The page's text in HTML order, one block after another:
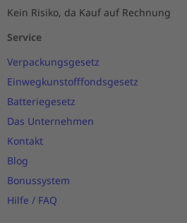
Kein Risiko, da Kauf auf Rechnung
Service
Verpackungsgesetz
Einwegkunstofffondsgesetz
Batteriegesetz
Das Unternehmen
Kontakt
Blog
Bonussystem
Hilfe / FAQ